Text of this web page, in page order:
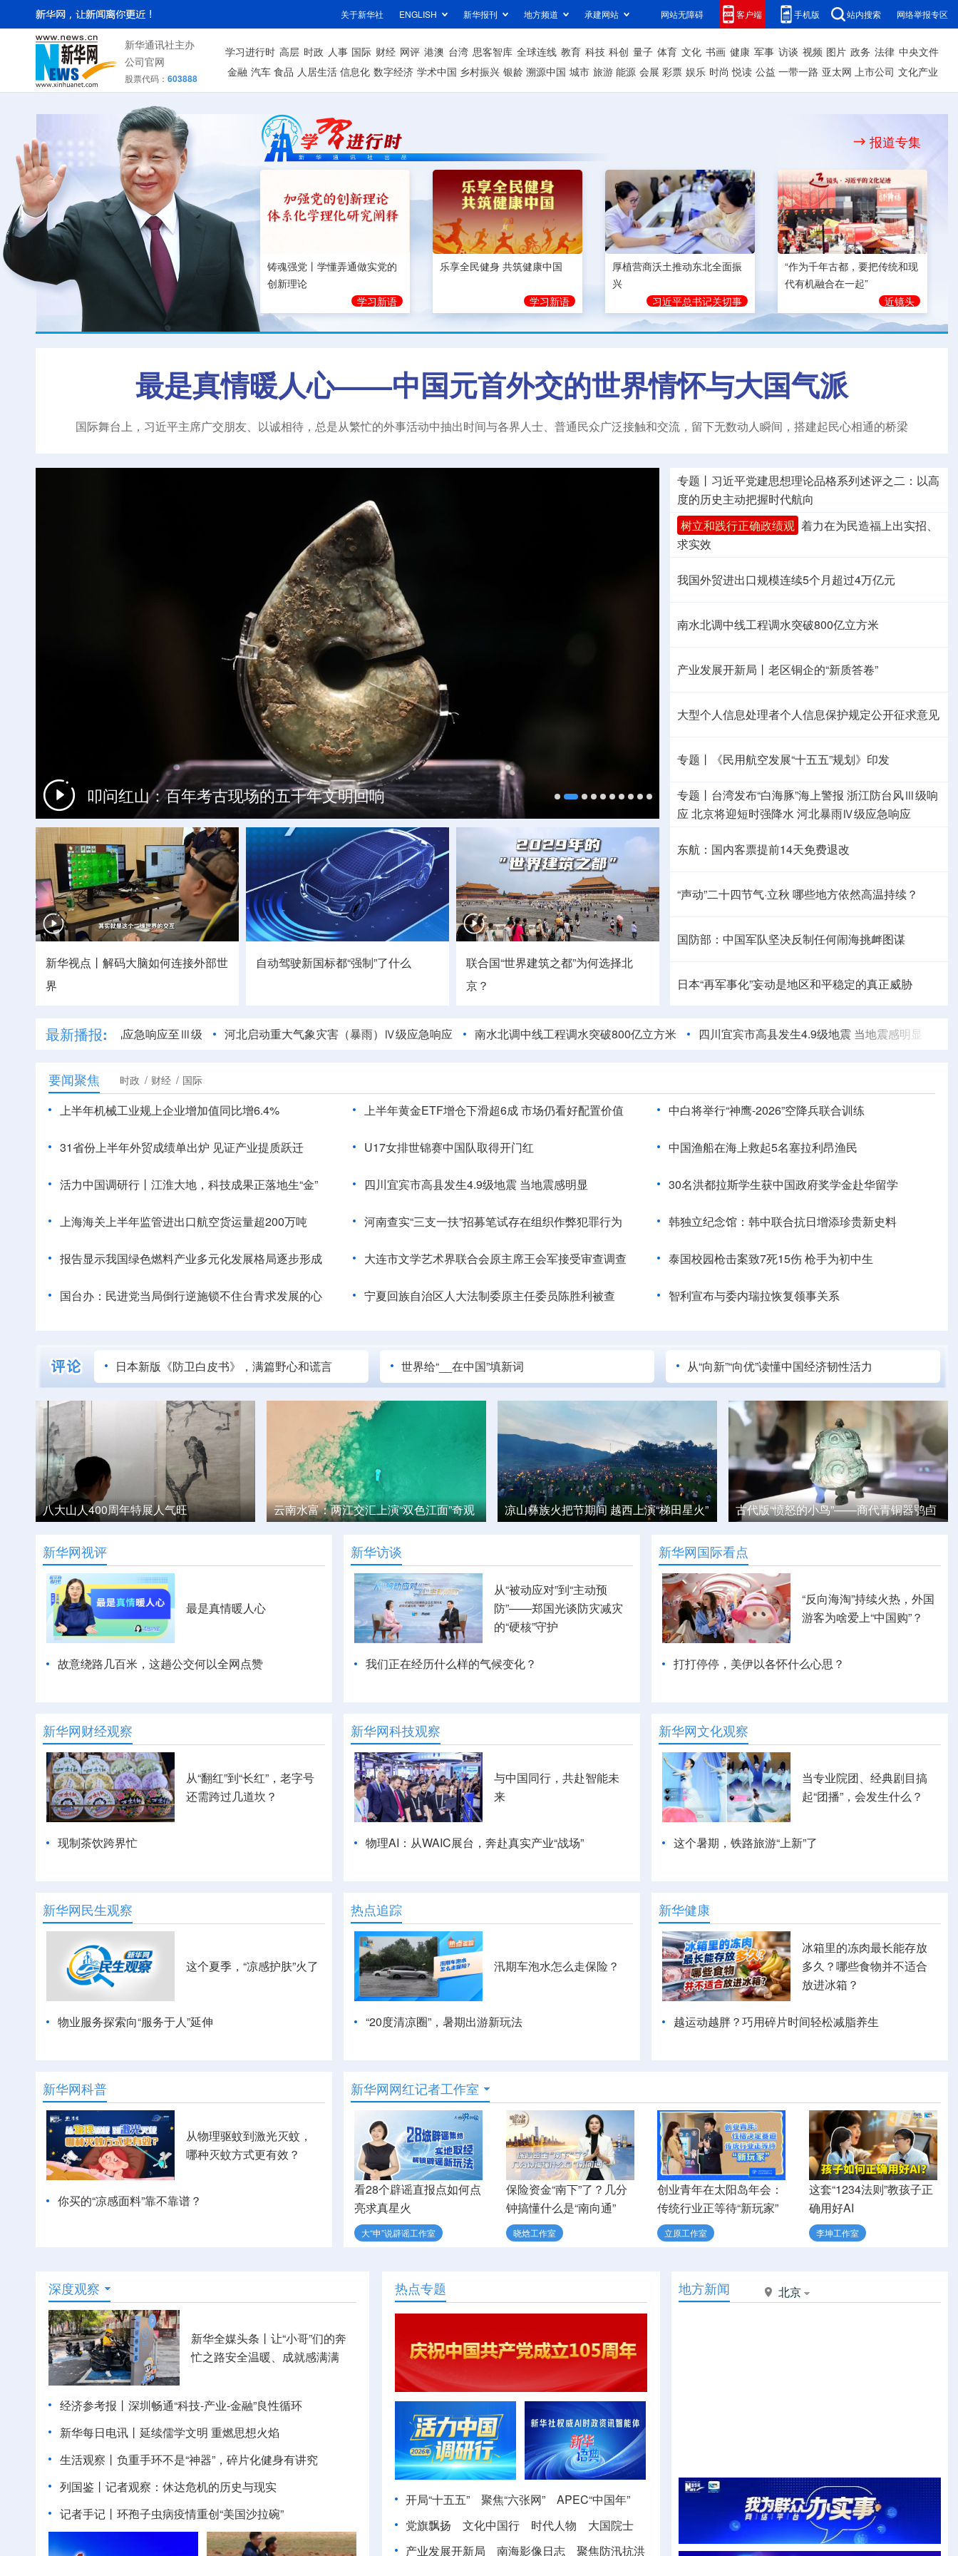
关于新华社 ENGLISH 新华报刊 地方频道 承建网站 网站无障碍 客户端 手机版 站内搜索 网络举报专区
新华通讯社主办
公司官网
股票代码： 603888
学习进行时 高层 时政 人事 国际 财经 网评 港澳 台湾 思客智库 全球连线 教育 科技 科创 量子 体育 文化 书画 健康 军事 访谈 视频 图片 政务 法律 中央文件
金融 汽车 食品 人居生活 信息化 数字经济 学术中国 乡村振兴 银龄 溯源中国 城市 旅游 能源 会展 彩票 娱乐 时尚 悦读 公益 一带一路 亚太网 上市公司 文化产业
报道专集
铸魂强党丨学懂弄通做实党的
创新理论
学习新语
乐享全民健身 共筑健康中国
学习新语
厚植营商沃土推动东北全面振
兴
习近平总书记关切事
“作为千年古都，要把传统和现
代有机融合在一起”
近镜头
最是真情暖人心——中国元首外交的世界情怀与大国气派
国际舞台上，习近平主席广交朋友、以诚相待，总是从繁忙的外事活动中抽出时间与各界人士、普通民众广泛接触和交流，留下无数动人瞬间，搭建起民心相通的桥梁
来西藏，赴一场20℃的悠然夏日
“十五五”开局之年传统产业转型焕新一线观察
叩问红山：百年考古现场的五千年文明回响
新华视点丨解码大脑如何连接外部世
界
自动驾驶新国标都“强制”了什么
联合国“世界建筑之都”为何选择北
京？
专题丨 习近平党建思想理论品格系列述评之二：以高
度的历史主动把握时代航向
树立和践行正确政绩观 着力在为民造福上出实招、
求实效
我国外贸进出口规模连续5个月超过4万亿元
南水北调中线工程调水突破800亿立方米
产业发展开新局丨 老区铜企的“新质答卷”
大型个人信息处理者个人信息保护规定公开征求意见
专题丨 《民用航空发展“十五五”规划》印发
专题丨 台湾发布“白海豚”海上警报 浙江防台风Ⅲ级响
应北京将迎短时强降水 河北暴雨Ⅳ级应急响应
东航：国内客票提前14天免费退改
“声动”二十四节气·立秋 哪些地方依然高温持续？
国防部：中国军队坚决反制任何闹海挑衅图谋
日本“再军事化”妄动是地区和平稳定的真正威胁
美将对多晶硅衍生品加征关税 引入最低进口价机制
最新播报:
江提升防台风应急响应至Ⅲ级 河北启动重大气象灾害（暴雨）Ⅳ级应急响应 南水北调中线工程调水突破800亿立方米 四川宜宾市高县发生4.9级地震 当地震感明显 我国外贸
要闻聚焦 时政 财经 国际
上半年机械工业规上企业增加值同比增6.4%
31省份上半年外贸成绩单出炉 见证产业提质跃迁
活力中国调研行丨 江淮大地，科技成果正落地生“金”
上海海关上半年监管进出口航空货运量超200万吨
报告显示我国绿色燃料产业多元化发展格局逐步形成
国台办：民进党当局倒行逆施锁不住台青求发展的心
上半年黄金ETF增仓下滑超6成 市场仍看好配置价值
U17女排世锦赛中国队取得开门红
四川宜宾市高县发生4.9级地震 当地震感明显
河南查实“三支一扶”招募笔试存在组织作弊犯罪行为
大连市文学艺术界联合会原主席王会军接受审查调查
宁夏回族自治区人大法制委原主任委员陈胜利被查
中白将举行“神鹰-2026”空降兵联合训练
中国渔船在海上救起5名塞拉利昂渔民
30名洪都拉斯学生获中国政府奖学金赴华留学
韩独立纪念馆：韩中联合抗日增添珍贵新史料
泰国校园枪击案致7死15伤 枪手为初中生
智利宣布与委内瑞拉恢复领事关系
日本新版《防卫白皮书》，满篇野心和谎言 世界给“__在中国”填新词 从“向新”“向优”读懂中国经济韧性活力
云南水富：两江交汇上演“双色江面”奇观 凉山彝族火把节期间 越西上演“梯田星火” 古代版“愤怒的小鸟”——商代青铜器鸮卣 宁夏：沙坡头景区引客来
新华网视评
最是真情暖人心
故意绕路几百米，这趟公交何以全网点赞
新华访谈
从“被动应对”到“主动预
防”——郑国光谈防灾减灾
的“硬核”守护
我们正在经历什么样的气候变化？
新华网国际看点
“反向海淘”持续火热，外国
游客为啥爱上“中国购”？
打打停停，美伊以各怀什么心思？
新华网财经观察
从“翻红”到“长红”，老字号
还需跨过几道坎？
现制茶饮跨界忙
新华网科技观察
与中国同行，共赴智能未
来
物理AI：从WAIC展台，奔赴真实产业“战场”
新华网文化观察
当专业院团、经典剧目搞
起“团播”，会发生什么？
这个暑期，铁路旅游“上新”了
新华网民生观察
这个夏季，“凉感护肤”火了
物业服务探索向“服务于人”延伸
热点追踪
汛期车泡水怎么走保险？
“20度清凉圈”，暑期出游新玩法
新华健康
冰箱里的冻肉最长能存放
多久？哪些食物并不适合
放进冰箱？
越运动越胖？巧用碎片时间轻松减脂养生
新华网科普
从物理驱蚊到激光灭蚊，
哪种灭蚊方式更有效？
你买的“凉感面料”靠不靠谱？
新华网网红记者工作室
看28个辟谣直报点如何点
亮求真星火
大“申”说辟谣工作室
保险资金“南下”了？几分
钟搞懂什么是“南向通”
晓焓工作室
创业青年在太阳岛年会：
传统行业正等待“新玩家”
立原工作室
这套“1234法则”教孩子正
确用好AI
李坤工作室
深度观察
新华全媒头条丨 让“小哥”们的奔
忙之路安全温暖、成就感满满
经济参考报丨 深圳畅通“科技-产业-金融”良性循环
新华每日电讯丨 延续儒学文明 重燃思想火焰
生活观察丨负重手环不是“神器”，碎片化健身有讲究
列国鉴丨记者观察：休达危机的历史与现实
记者手记丨环孢子虫病疫情重创“美国沙拉碗”
热点专题
开局“十五五” 聚焦“六张网”
APEC“中国年”
党旗飘扬
文化中国行 时代人物
大国院士
产业发展开新局
南海影像日志 聚焦防汛抗洪
地方新闻 北京